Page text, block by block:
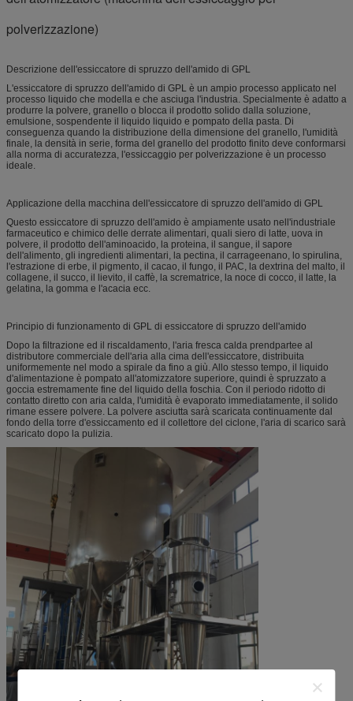
polverizzazione)
Descrizione dell'essiccatore di spruzzo dell'amido di GPL
L'essiccatore di spruzzo dell'amido di GPL è un ampio processo applicato nel
processo liquido che modella e che asciuga l'industria. Specialmente è adatto a
produrre la polvere, granello o blocca il prodotto solido dalla soluzione,
emulsione, sospendente il liquido liquido e pompato della pasta. Di
conseguenza quando la distribuzione della dimensione del granello, l'umidità
finale, la densità in serie, forma del granello del prodotto finito deve conformarsi
alla norma di accuratezza, l'essiccaggio per polverizzazione è un processo
ideale.
Applicazione della macchina dell'essiccatore di spruzzo dell'amido di GPL
Questo essiccatore di spruzzo dell'amido è ampiamente usato nell'industriale
farmaceutico e chimico delle derrate alimentari, quali siero di latte, uova in
polvere, il prodotto dell'aminoacido, la proteina, il sangue, il sapore
dell'alimento, gli ingredienti alimentari, la pectina, il carrageenano, lo spirulina,
l'estrazione di erbe, il pigmento, il cacao, il fungo, il PAC, la dextrina del malto, il
collagene, il succo, il lievito, il caffè, la scrematrice, la noce di cocco, il latte, la
gelatina, la gomma e l'acacia ecc.
Principio di funzionamento di GPL di essiccatore di spruzzo dell'amido
Dopo la filtrazione ed il riscaldamento, l'aria fresca calda prendpartee al
distributore commerciale dell'aria alla cima dell'essiccatore, distribuita
uniformemente nel modo a spirale da fino a giù. Allo stesso tempo, il liquido
d'alimentazione è pompato all'atomizzatore superiore, quindi è spruzzato a
goccia estremamente fine del liquido della foschia. Con il periodo ridotto di
contatto diretto con aria calda, l'umidità è evaporato immediatamente, il solido
rimane essere polvere. La polvere asciutta sarà scaricata continuamente dal
fondo della torre d'essiccamento ed il collettore del ciclone, l'aria di scarico sarà
scaricato dopo la pulizia.